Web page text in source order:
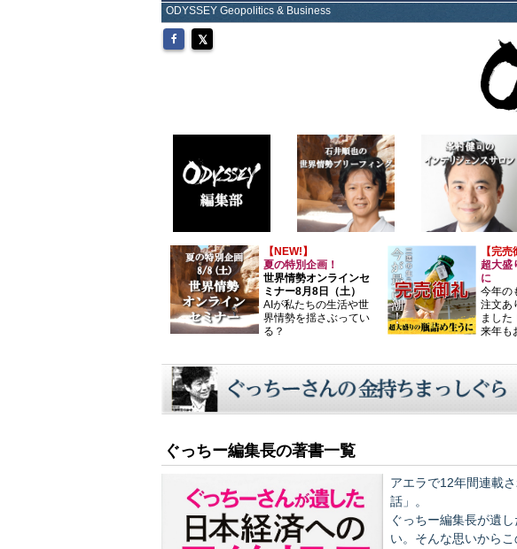
ODYSSEY Geopolitics & Business
【NEW!】
夏の特別企画！
世界情勢オンラインセ
ミナー8月8日（土）
AIが私たちの生活や世
界情勢を揺さぶってい
る？
【完売
超大盛
に
今年の
注文あ
ました
来年も
ぐっちー編集長の著書一覧
アエラで12年間連載
話」。
ぐっちー編集長が遺
い。そんな思いからこ